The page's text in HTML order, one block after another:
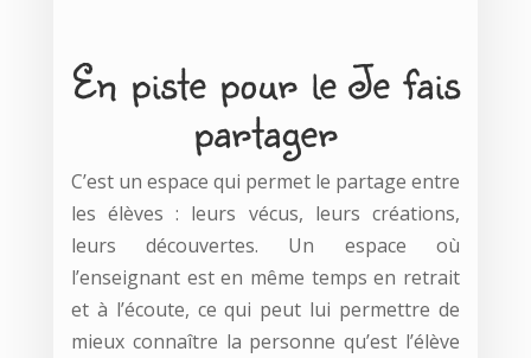
En piste pour le Je fais
partager
C’est un espace qui permet le partage entre
les élèves : leurs vécus, leurs créations,
leurs découvertes. Un espace où
l’enseignant est en même temps en retrait
et à l’écoute, ce qui peut lui permettre de
mieux connaître la personne qu’est l’élève